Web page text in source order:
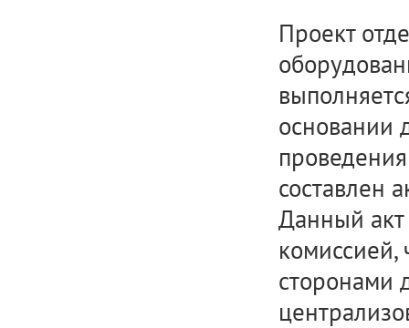
Проект
основании
составлен
Данный акт
комиссией,
сторонами